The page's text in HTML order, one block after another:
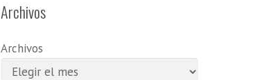
Archivos
Archivos